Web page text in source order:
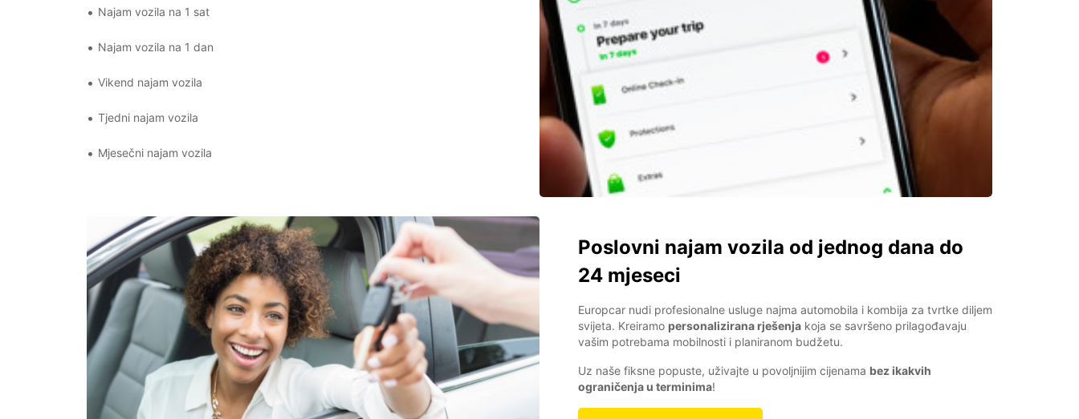
Najam vozila na 1 sat
Najam vozila na 1 dan
Vikend najam vozila
Tjedni najam vozila
Mjesečni najam vozila
Poslovni najam vozila od jednog dana do
24 mjeseci
Europcar nudi profesionalne usluge najma automobila i kombija za tvrtke diljem
svijeta. Kreiramo personalizirana rješenja koja se savršeno prilagođavaju
vašim potrebama mobilnosti i planiranom budžetu.
Uz naše fiksne popuste, uživajte u povoljnijim cijenama bez ikakvih
ograničenja u terminima!